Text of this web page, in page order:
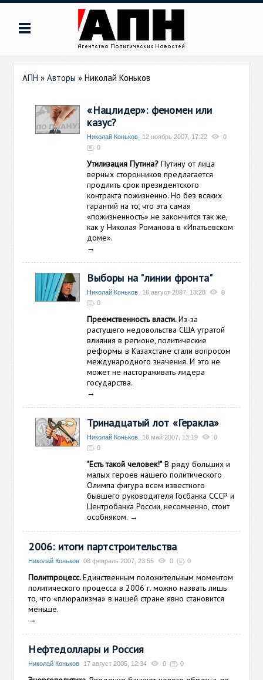
АПН »Авторы »Николай Коньков
«Нацлидер»: феномен или
казус?
Николай Коньков 12 ноябрь 2007, 17:22
0
0
Утилизация Путина? Путину от лица
верных сторонников предлагается
продлить срок президентского
контракта пожизненно. Но без всяких
гарантий на то, что эта самая
«пожизненность» не закончится так же,
как у Николая Романова в «Ипатьевском
доме».
→
Выборы на "линии фронта"
Николай Коньков 16 август 2007, 13:28
0
0
Преемственность власти.Из-за
растущего недовольства США утратой
влияния в регионе, политические
реформы в Казахстане стали вопросом
международного значения. И это не
может не настораживать лидера
государства.
→
Тринадцатый лот «Геракла»
Николай Коньков 16 май 2007, 13:19
0
0
"Есть такой человек!" В ряду больших и
малых героев нашего политического
Олимпа фигура всем известного
бывшего руководителя Госбанка СССР и
Центробанка России, несомненно, стоит
особняком. →
2006: итоги партстроительства
Николай Коньков 08 февраль 2007, 23:55 0 0
Политпроцесс.Единственным положительным моментом
политического процесса в 2006 г. можно назвать лишь
то, что «плюрализма» в нашей стране явно становится
меньше.
→
Нефтедоллары и Россия
Николай Коньков 17 август 2005, 12:34 0 0